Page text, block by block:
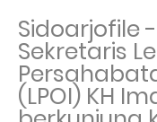
Sidoarjofile
Sekretaris
(LPOI) KH